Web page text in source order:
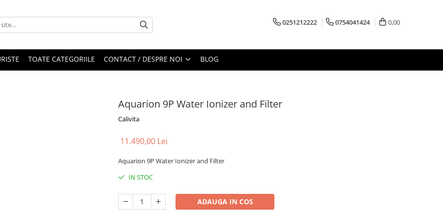
0251212222 0754041424 0,00
TOATE CATEGORIILE CONTACT / DESPRE NOI BLOG
Aquarion 9P Water Ionizer and Filter
Calivita
11.490,00 Lei
Aquarion 9P Water Ionizer and Filter
IN STOC
ADAUGA IN COS